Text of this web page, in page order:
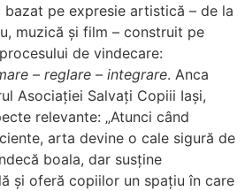
pe expresie artistică – de la
muzică și film – construit pe
de vindecare:
– reglare – integrare. Anca
Asociației Salvați Copiii Iași,
relevante: „Atunci când
arta devine o cale sigură de
boala, dar susține
și oferă copiilor un spațiu în care